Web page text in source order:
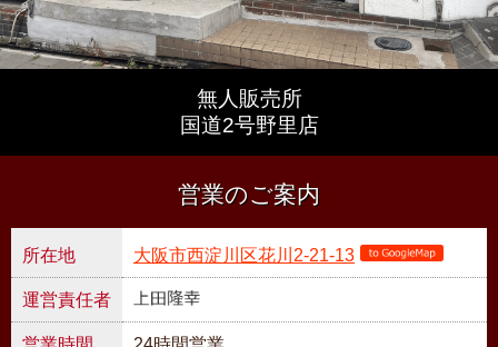
無人販売所
国道2号野里店
営業のご案内
所在地 大阪市西淀川区花川2-21-13
運営責任者